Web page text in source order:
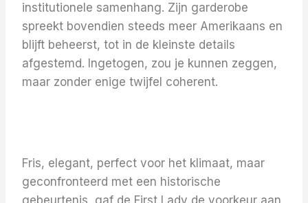
institutionele samenhang. Zijn garderobe
spreekt bovendien steeds meer Amerikaans en
blijft beheerst, tot in de kleinste details
afgestemd. Ingetogen, zou je kunnen zeggen,
maar zonder enige twijfel coherent.
Fris, elegant, perfect voor het klimaat, maar
geconfronteerd met een historische